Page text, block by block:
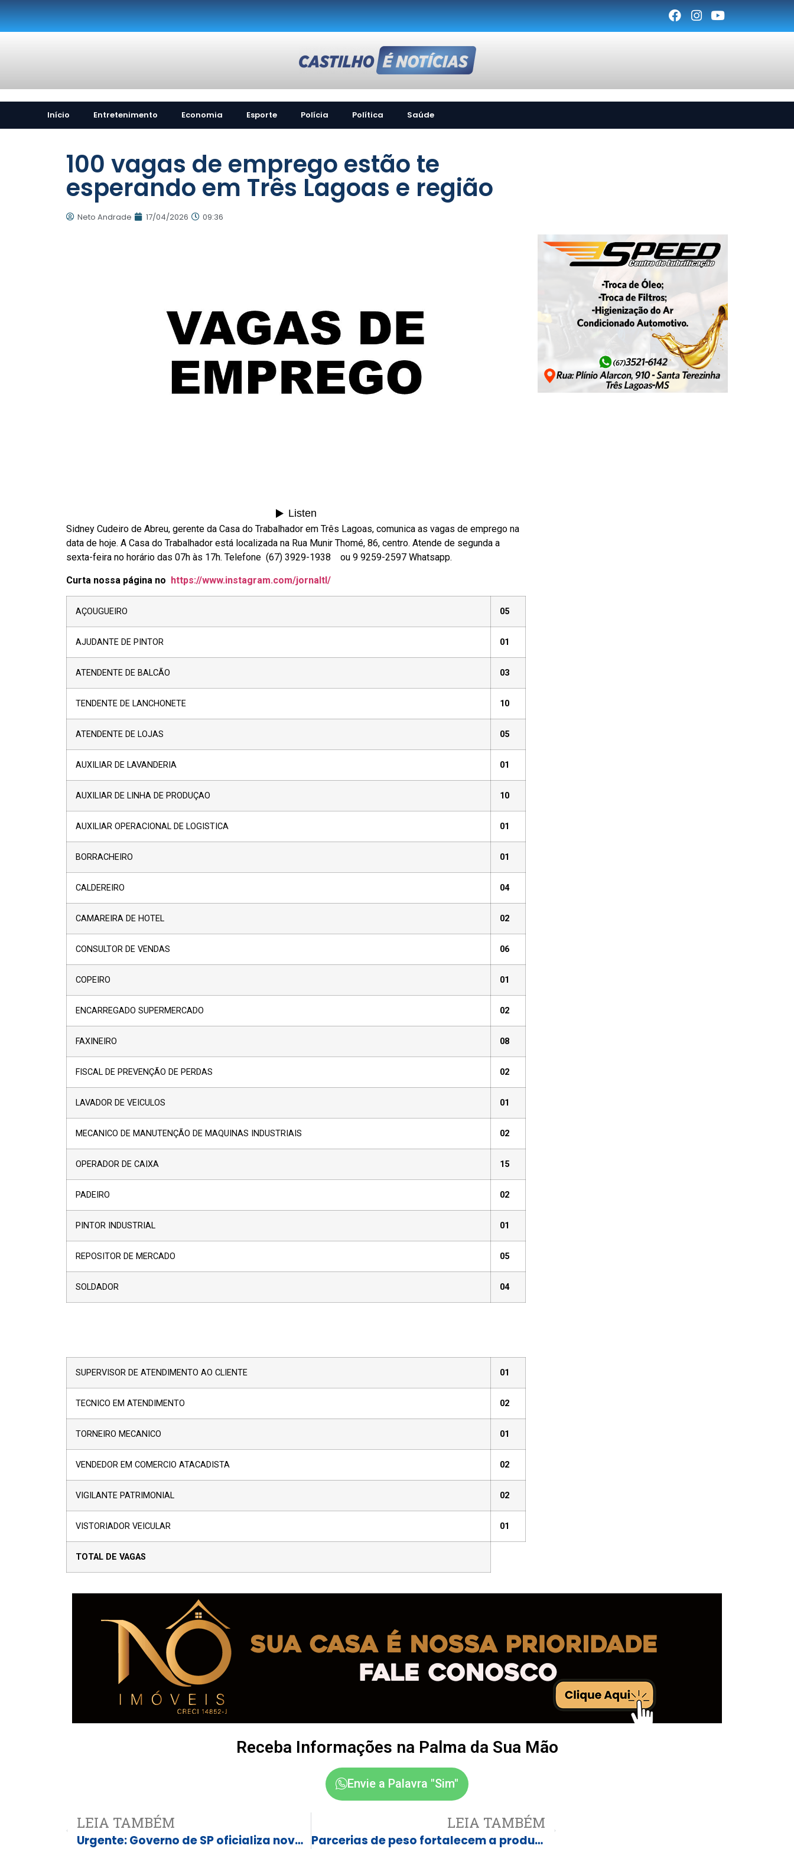
Início Entretenimento Economia Esporte Polícia Política Saúde
100 vagas de emprego estão te
esperando em Três Lagoas e região
Neto Andrade 17/04/2026 09:36
Sidney Cudeiro de Abreu, gerente da Casa do Trabalhador em Três Lagoas, comunica as vagas de emprego na
data de hoje. A Casa do Trabalhador está localizada na Rua Munir Thomé, 86, centro. Atende de segunda a
sexta-feira no horário das 07h às 17h. Telefone (67) 3929-1938 ou 9 9259-2597 Whatsapp.
Curta nossa página no https://www.instagram.com/jornaltl/
AÇOUGUEIRO 05
AJUDANTE DE PINTOR 01
ATENDENTE DE BALCÃO 03
TENDENTE DE LANCHONETE 10
ATENDENTE DE LOJAS 05
AUXILIAR DE LAVANDERIA 01
AUXILIAR DE LINHA DE PRODUÇAO 10
AUXILIAR OPERACIONAL DE LOGISTICA 01
BORRACHEIRO 01
CALDEREIRO 04
CAMAREIRA DE HOTEL 02
CONSULTOR DE VENDAS 06
COPEIRO 01
ENCARREGADO SUPERMERCADO 02
FAXINEIRO 08
FISCAL DE PREVENÇÃO DE PERDAS 02
LAVADOR DE VEICULOS 01
MECANICO DE MANUTENÇÃO DE MAQUINAS INDUSTRIAIS 02
OPERADOR DE CAIXA 15
PADEIRO 02
PINTOR INDUSTRIAL 01
REPOSITOR DE MERCADO 05
SOLDADOR 04
SUPERVISOR DE ATENDIMENTO AO CLIENTE 01
TECNICO EM ATENDIMENTO 02
TORNEIRO MECANICO 01
VENDEDOR EM COMERCIO ATACADISTA 02
VIGILANTE PATRIMONIAL 02
VISTORIADOR VEICULAR 01
TOTAL DE VAGAS
Receba Informações na Palma da Sua Mão
Envie a Palavra "Sim"
LEIA TAMBÉM
Urgente: Governo de SP oficializa nova troca no comando da PM; veja quem assume – Foto
LEIA TAMBÉM
Parcerias de peso fortalecem a produção orgânica em Castilho